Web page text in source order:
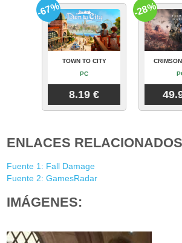
TOWN TO CITY
PC
8.19 €
-67% -28%
ENLACES
Fuente 1: Fall Damage
Fuente 2: GamesRadar
IMÁGENES: